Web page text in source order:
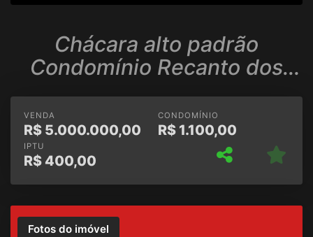
Chácara alto padrão
Condomínio Recanto dos
Pássaros, REPRESA
Jacareí/Igarat
VENDA
R$ 5.000.000,00
CONDOMÍNIO
R$ 1.100,00
IPTU
R$ 400,00
Fotos do imóvel